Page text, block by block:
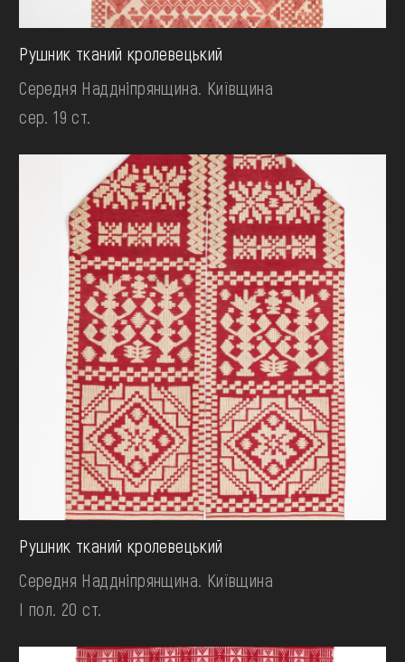
Рушник тканий кролевецький
Середня Наддніпрянщина. Київщина
сер. 19 ст.
Рушник тканий кролевецький
Середня Наддніпрянщина. Київщина
І пол. 20 ст.